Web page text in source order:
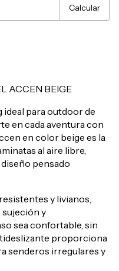
Calcular
ACCEN BEIGE
para outdoor de
en cada aventura con
en color beige es la
al aire libre,
pensado
y livianos,
sujeción y
sea confortable, sin
proporciona
senderos irregulares y